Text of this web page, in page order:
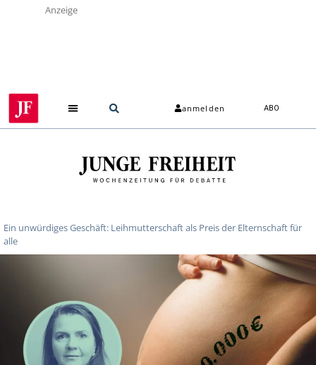
Anzeige
anmelden ABO
Ein unwürdiges Geschäft: Leihmutterschaft als Preis der Elternschaft für
alle